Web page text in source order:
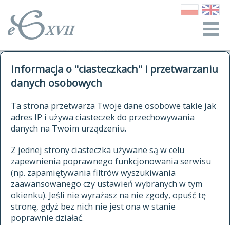
Informacja o "ciasteczkach" i przetwarzaniu
danych osobowych
Ta strona przetwarza Twoje dane osobowe takie jak
adres IP i używa ciasteczek do przechowywania
danych na Twoim urządzeniu.
Z jednej strony ciasteczka używane są w celu
zapewnienia poprawnego funkcjonowania serwisu
(np. zapamiętywania filtrów wyszukiwania
zaawansowanego czy ustawień wybranych w tym
okienku). Jeśli nie wyrażasz na nie zgody, opuść tę
stronę, gdyż bez nich nie jest ona w stanie
poprawnie działać.
autorzy Słownika
historia
publikacje
źródła
autorzy tekstów źródłowych
zasady opracowania
statystyki
najnowsze hasła
ostatnio zmodyfikowane hasła
kwerendy
jak cytować Słownik
ELEKTRONICZNY SŁOWNIK
JĘZYKA POLSKIEGO
XVII I XVIII WIEKU
znajdź hasła
zaczynające się od